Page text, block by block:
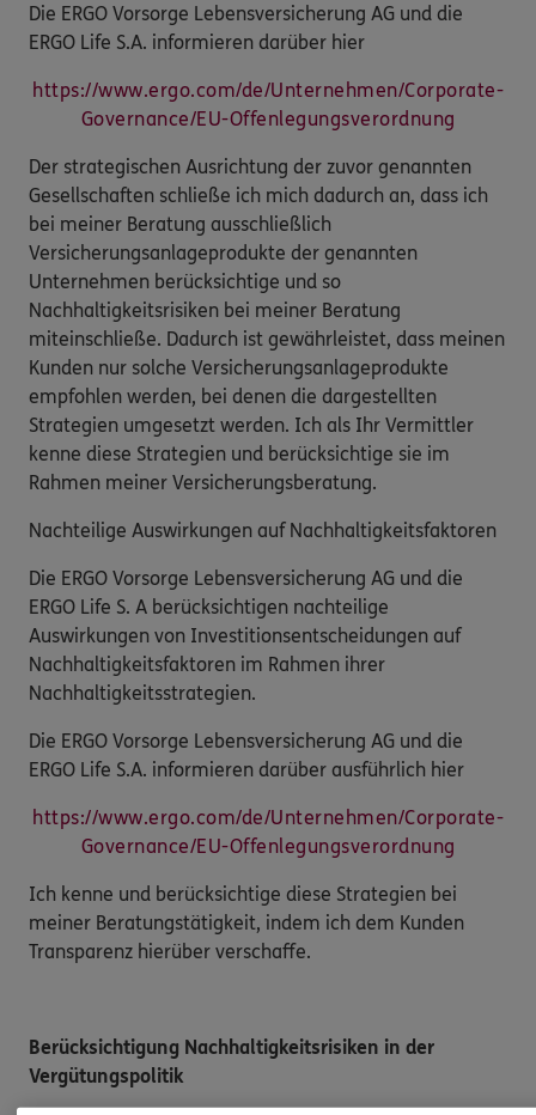
Die ERGO Vorsorge Lebensversicherung AG und die
ERGO Life S.A. informieren darüber hier
https://www.ergo.com/de/Unternehmen/Corporate-
Governance/EU-Offenlegungsverordnung
Der strategischen Ausrichtung der zuvor genannten
Gesellschaften schließe ich mich dadurch an, dass ich
bei meiner Beratung ausschließlich
Versicherungsanlageprodukte der genannten
Unternehmen berücksichtige und so
Nachhaltigkeitsrisiken bei meiner Beratung
miteinschließe. Dadurch ist gewährleistet, dass meinen
Kunden nur solche Versicherungsanlageprodukte
empfohlen werden, bei denen die dargestellten
Strategien umgesetzt werden. Ich als Ihr Vermittler
kenne diese Strategien und berücksichtige sie im
Rahmen meiner Versicherungsberatung.
Nachteilige Auswirkungen auf Nachhaltigkeitsfaktoren
Die ERGO Vorsorge Lebensversicherung AG und die
ERGO Life S. A berücksichtigen nachteilige
Auswirkungen von Investitionsentscheidungen auf
Nachhaltigkeitsfaktoren im Rahmen ihrer
Nachhaltigkeitsstrategien.
Die ERGO Vorsorge Lebensversicherung AG und die
ERGO Life S.A. informieren darüber ausführlich hier
https://www.ergo.com/de/Unternehmen/Corporate-
Governance/EU-Offenlegungsverordnung
Ich kenne und berücksichtige diese Strategien bei
meiner Beratungstätigkeit, indem ich dem Kunden
Transparenz hierüber verschaffe.
Berücksichtigung Nachhaltigkeitsrisiken in der
Vergütungspolitik